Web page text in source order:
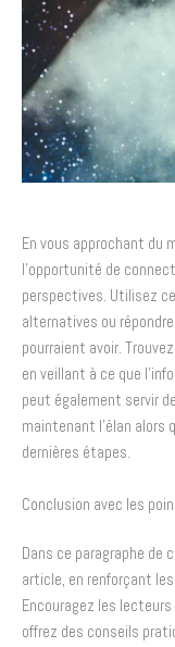
En vous approchant du
l’opportunité de
perspectives. Utilisez
alternatives ou
pourraient avoir.
en veillant à ce que
peut également servir
maintenant l’élan alors
dernières étapes.
Conclusion avec les
Dans ce paragraphe de
article, en renforçant
Encouragez les
offrez des conseils